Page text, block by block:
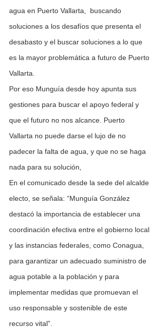
agua en Puerto Vallarta,  buscando
soluciones a los desafíos que presenta el
desabasto y el buscar soluciones a lo que
es la mayor problemática a futuro de Puerto
Vallarta.
Por eso Munguía desde hoy apunta sus
gestiones para buscar el apoyo federal y
que el futuro no nos alcance. Puerto
Vallarta no puede darse el lujo de no
padecer la falta de agua, y que no se haga
nada para su solución,
En el comunicado desde la sede del alcalde
electo, se señala: “Munguía González
destacó la importancia de establecer una
coordinación efectiva entre el gobierno local
y las instancias federales, como Conagua,
para garantizar un adecuado suministro de
agua potable a la población y para
implementar medidas que promuevan el
uso responsable y sostenible de este
recurso vital”.